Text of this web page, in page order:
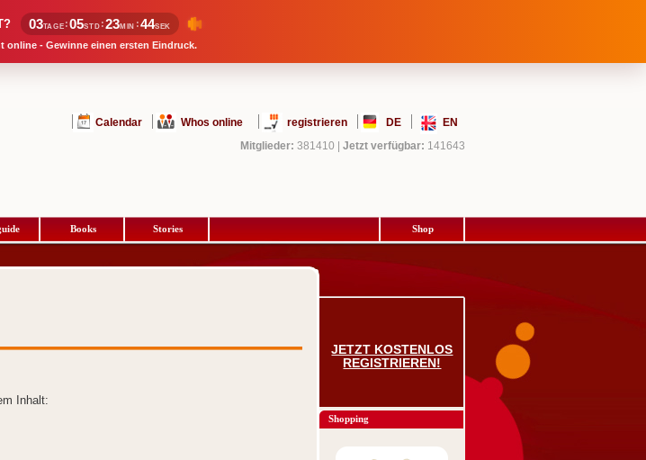
03TAGE :05STD :23MIN :43SEK
online - Gewinne einen ersten Eindruck.
Calendar Whos online registrieren DE
EN
Mitglieder: 381410 Jetzt verfügbar: 141643
Books Stories Shop
Inhalt:
JETZT KOSTENLOS
REGISTRIEREN!
Shopping